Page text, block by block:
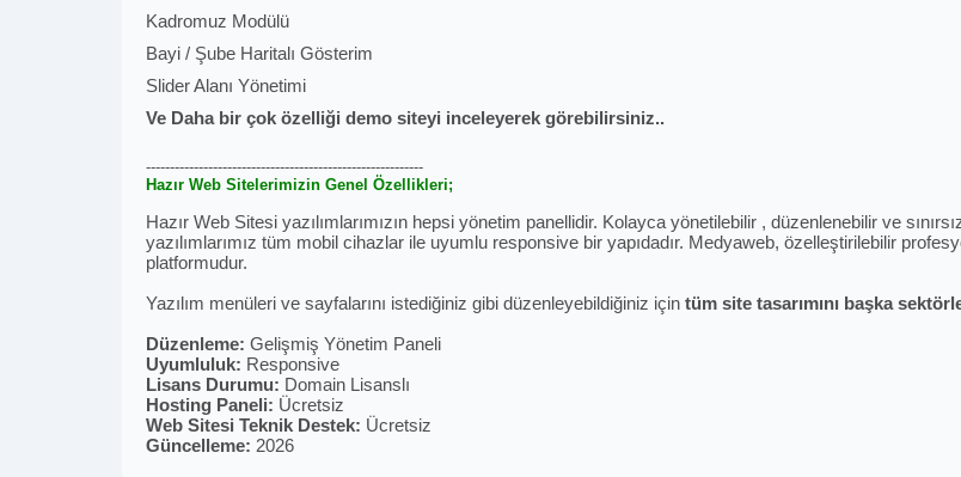
Kadromuz Modülü
Bayi / Şube Haritalı Gösterim
Slider Alanı Yönetimi
Ve Daha bir çok özelliği demo siteyi inceleyerek görebilirsiniz..
----------------------------------------------------------
Hazır Web Sitelerimizin Genel Özellikleri;
Hazır Web Sitesi yazılımlarımızın hepsi yönetim panellidir. Kolayca yönetilebilir , düzenlenebilir ve
yazılımlarımız tüm mobil cihazlar ile uyumlu responsive bir yapıdadır. Medyaweb, özelleştirilebilir
platformudur.
Yazılım menüleri ve sayfalarını istediğiniz gibi düzenleyebildiğiniz için tüm site tasarımını başka
Düzenleme: Gelişmiş Yönetim Paneli
Uyumluluk: Responsive
Lisans Durumu: Domain Lisanslı
Hosting Paneli: Ücretsiz
Web Sitesi Teknik Destek: Ücretsiz
Güncelleme: 2026